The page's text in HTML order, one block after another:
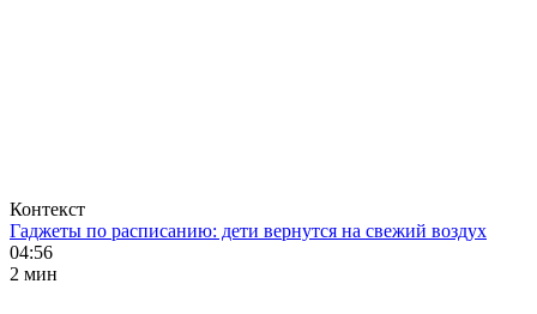
Контекст
Гаджеты по расписанию: дети вернутся на свежий воздух
04:56
2 мин